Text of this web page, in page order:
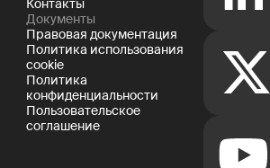
Контакты
Документы
Правовая документация
Политика использования
cookie
Политика
конфиденциальности
Пользовательское
соглашение